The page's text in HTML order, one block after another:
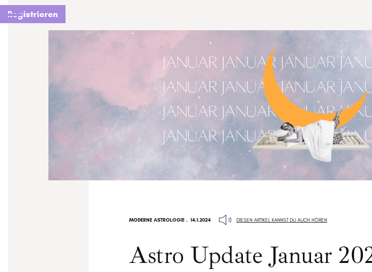
Registrieren
MODERNE ASTROLOGIE . 14.1.2024 DIESEN ARTIKEL KANNST DU AUCH HÖREN
Astro Update Januar